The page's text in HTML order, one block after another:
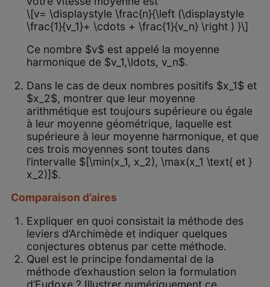
\[v= \displaystyle \frac{n}{\left (\displaystyle
\frac{1}{v_1}+ \cdots + \frac{1}{v_n} \right ) }\]
Ce nombre $v$ est appelé la moyenne
harmonique de $v_1,\ldots, v_n$.
Dans le cas de deux nombres positifs $x_1$ et
$x_2$, montrer que leur moyenne
arithmétique est toujours supérieure ou égale
à leur moyenne géométrique, laquelle est
supérieure à leur moyenne harmonique, et que
ces trois moyennes sont toutes dans
l’intervalle $[\min(x_1, x_2), \max(x_1 \text{ et }
x_2)]$.
Comparaison d’aires
Expliquer en quoi consistait la méthode des
leviers d’Archimède et indiquer quelques
conjectures obtenus par cette méthode.
Quel est le principe fondamental de la
méthode d’exhaustion selon la formulation
d’Eudoxe ? Illustrer numériquement ce